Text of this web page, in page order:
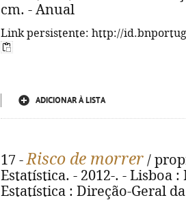
cm. - Anual
Link persistente: http://
ADICIONAR À LISTA
17 -Risco de morrer /
Estatística. - 2012-. - Lisboa
Estatística : Direção-Geral